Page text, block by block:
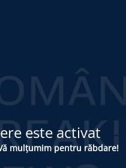
este activat
mulțumim pentru răbdare!